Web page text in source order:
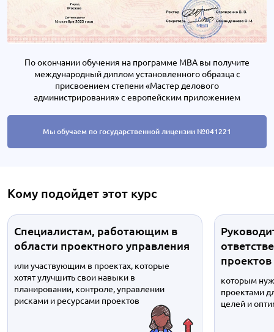
По окончании обучения на программе MBA вы получите
международный диплом установленного образца с
присвоением степени «Мастер делового
администрирования» с европейским приложением
Мы обучаем по государственной лицензии №041221
Кому подойдет этот курс
Специалистам, работающим в
области проектного управления
или участвующим в проектах, которые
хотят улучшить свои навыки в
планировании, контроле, управлении
рисками и ресурсами проектов
которым
проектами
целей и